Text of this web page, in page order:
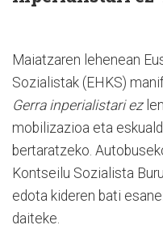
Maiatzaren lehenean
Sozialistak (EHKS)
Gerra inperialistari ez
mobilizazioa eta
bertaratzeko.
Kontseilu Sozialista
edota kideren bati
daiteke.